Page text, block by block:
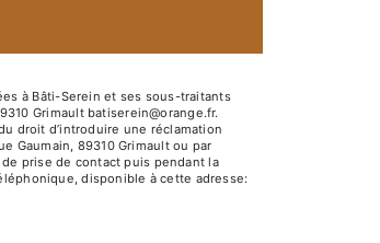
à Bâti-Serein et ses sous-traitants
Grimault batiserein@orange.fr.
droit d’introduire une réclamation
Gaumain, 89310 Grimault ou par
prise de contact puis pendant la
disponible à cette adresse: